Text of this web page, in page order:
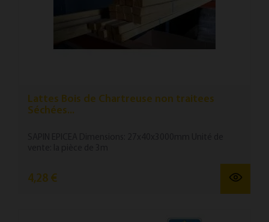
Lattes Bois de Chartreuse non traitees
Séchées...
4,28 €